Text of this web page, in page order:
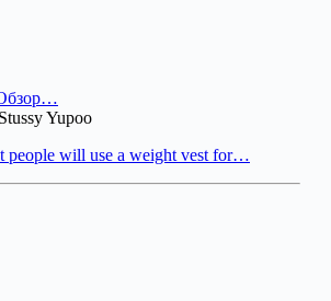
Yupoo
people will use a weight vest for…